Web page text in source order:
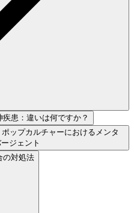
患：違いは何ですか？
ップカルチャーにおけるメンタ
ジェント
の対処法